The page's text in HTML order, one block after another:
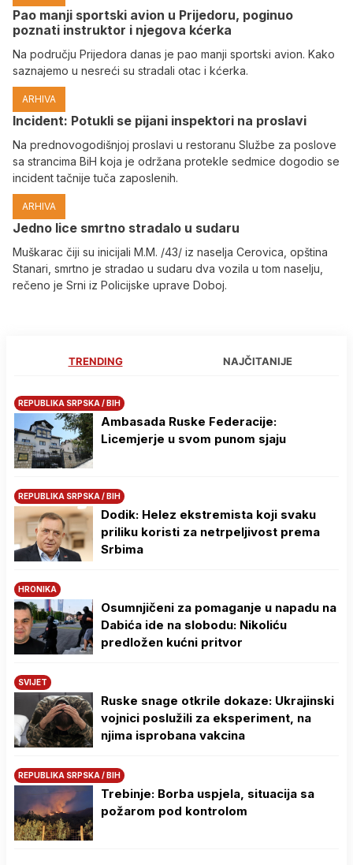
Pao manji sportski avion u Prijedoru, poginuo
poznati instruktor i njegova kćerka
Na području Prijedora danas je pao manji sportski avion. Kako
saznajemo u nesreći su stradali otac i kćerka.
ARHIVA
Incident: Potukli se pijani inspektori na proslavi
Na prednovogodišnjoj proslavi u restoranu Službe za poslove
sa strancima BiH koja je održana protekle sedmice dogodio se
incident tačnije tuča zaposlenih.
ARHIVA
Јedno lice smrtno stradalo u sudaru
Muškarac čiji su inicijali M.M. /43/ iz naselja Cerovica, opština
Stanari, smrtno je stradao u sudaru dva vozila u tom naselju,
rečeno je Srni iz Policijske uprave Doboj.
TRENDING NAJČITANIJE
REPUBLIKA SRPSKA / BIH
Ambasada Ruske Federacije:
Licemjerje u svom punom sjaju
REPUBLIKA SRPSKA / BIH
Dodik: Helez ekstremista koji svaku
priliku koristi za netrpeljivost prema
Srbima
HRONIKA
Osumnjičeni za pomaganje u napadu na
Dabića ide na slobodu: Nikoliću
predložen kućni pritvor
SVIJET
Ruske snage otkrile dokaze: Ukrajinski
vojnici poslužili za eksperiment, na
njima isprobana vakcina
REPUBLIKA SRPSKA / BIH
Trebinje: Borba uspjela, situacija sa
požarom pod kontrolom